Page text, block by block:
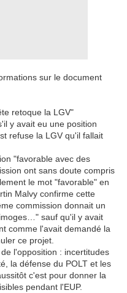
sur le document
retoque la LGV"
y avait eu une position
refuse la LGV qu'il fallait
"favorable avec des
ont sans doute compris
le mot "favorable" en
Malvy confirme cette
commission donnait un
sauf qu'il y avait
comme l'avait demandé la
ce projet.
l'opposition : incertitudes
la défense du POLT et les
c'est pour donner la
pendant l'EUP.